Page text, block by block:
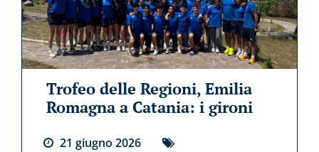
Trofeo delle Regioni, Emilia
Romagna a Catania: i gironi
21 giugno 2026